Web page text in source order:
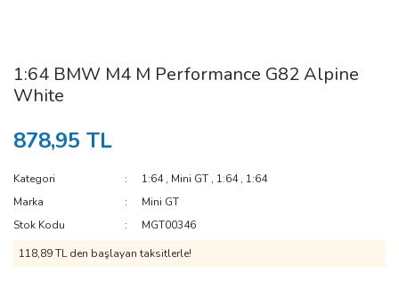
1:64 BMW M4 M Performance G82 Alpine
White
878,95 TL
Kategori 1:64, Mini GT , 1:64, 1:64
Marka
Mini GT
Stok Kodu
MGT00346
118,89 TL den başlayan taksitlerle!